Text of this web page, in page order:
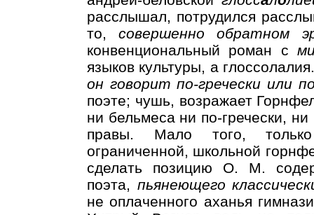
расслышал, потрудился
то,совершенно обратном
конвенциональный роман с
языков культуры, а
он говорит по-гречески или
поэте; чушь, возражает
ни бельмеса ни по-гречески,
правы. Мало того, только
ограниченной, школьной
сделать позицию О. М.
поэта, пьянеющего
не оплаченного аханья